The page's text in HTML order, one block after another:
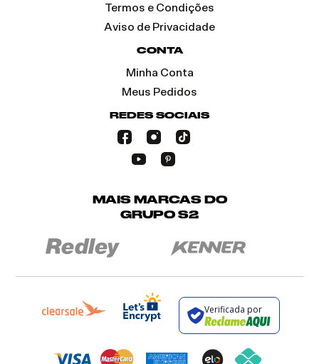
Termos e Condições
Aviso de Privacidade
CONTA
Minha Conta
Meus Pedidos
REDES SOCIAIS
MAIS MARCAS DO
GRUPO S2
Verificada por